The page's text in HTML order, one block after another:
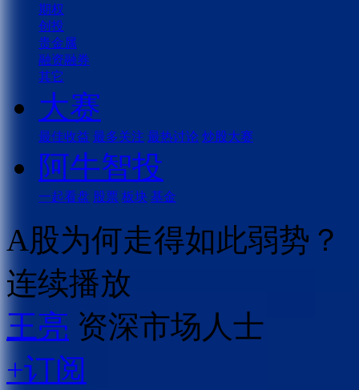
期权
创投
贵金属
融资融券
其它
大赛
最佳收益 最多关注 最热讨论 炒股大赛
阿牛智投
一起看盘 股票 板块 基金
A股为何走得如此弱势？
连续播放
王亮 资深市场人士
+订阅